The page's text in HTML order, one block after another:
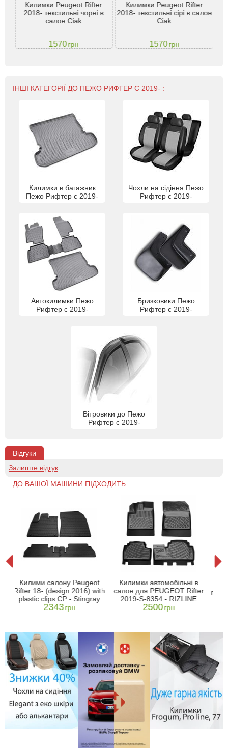
Килимки Peugeot Rifter
2018- текстильні чорні в
салон Ciak
1570грн
Килимки Peugeot Rifter
2018- текстильні сірі в салон
Ciak
1570грн
ІНШІ КАТЕГОРІЇ ДО ПЕЖО РИФТЕР С 2019- :
Килимки в багажник
Пежо Рифтер с 2019-
Чохли на сідіння Пежо
Рифтер с 2019-
Автокилимки Пежо
Рифтер с 2019-
Бризковики Пежо
Рифтер с 2019-
Вітровики до Пежо
Рифтер с 2019-
Відгуки
Залиште відгук
ДО ВАШОЇ МАШИНИ ПІДХОДИТЬ:
Килими салону Peugeot
Rifter 18- (design 2016) with
plastic clips CP - Stingray
2343грн
Килимки автомобільні в
салон для PEUGEOT Rifter
2019-S-8354 - RIZLINE
2500грн